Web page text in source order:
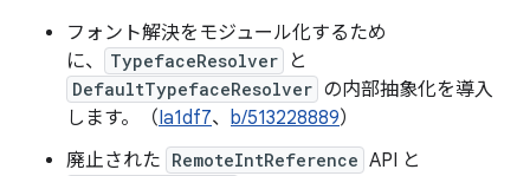
フォント解決をモジュール化するため
に、
TypefaceResolver と
DefaultTypefaceResolver の内部抽象化を導入
します。（Ia1df7、 b/513228889）
廃止された RemoteIntReference API と